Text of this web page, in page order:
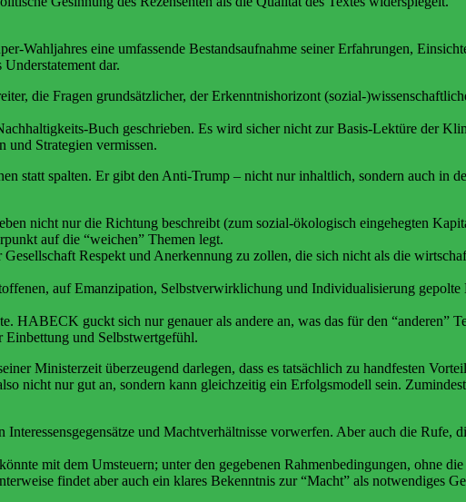
eine umfassende Bestandsaufnahme seiner Erfahrungen,
dar.
die Fragen grundsätzlicher, der Erkenntnishorizont (sozial-
Buch geschrieben. Es wird sicher nicht zur Basis-Lektüre der
und Strategien vermissen.
statt spalten. Er gibt den Anti-Trump – nicht nur inhaltlich, sondern auch in
nicht nur die Richtung beschreibt (zum sozial-ökologisch eingehegten
auf die “weichen” Themen legt.
Respekt und Anerkennung zu zollen, die sich nicht als die
auf Emanzipation, Selbstverwirklichung und Individualisierung
guckt sich nur genauer als andere an, was das für den “anderen”
und Selbstwertgefühl.
Ministerzeit überzeugend darlegen, dass es tatsächlich zu handfesten
nicht nur gut an, sondern kann gleichzeitig ein Erfolgsmodell sein.
und Machtverhältnisse vorwerfen. Aber auch die Rufe,
mit dem Umsteuern; unter den gegebenen Rahmenbedingungen, ohne
findet aber auch ein klares Bekenntnis zur “Macht” als notwendiges